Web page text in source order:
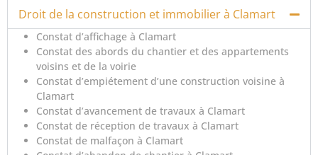
Droit de la construction et immobilier à Clamart
Constat d’affichage à Clamart
Constat des abords du chantier et des appartements
voisins et de la voirie
Constat d’empiétement d’une construction voisine à
Clamart
Constat d’avancement de travaux à Clamart
Constat de réception de travaux à Clamart
Constat de malfaçon à Clamart